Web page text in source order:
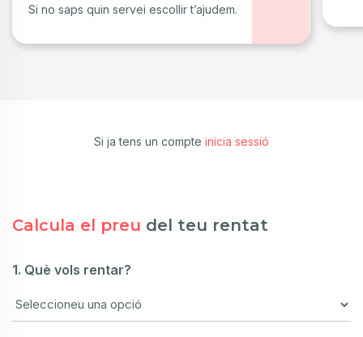
Si no saps quin servei escollir t’ajudem.
Si ja tens un compte inicia sessió
Calcula el preu del teu rentat
1. Què vols rentar?